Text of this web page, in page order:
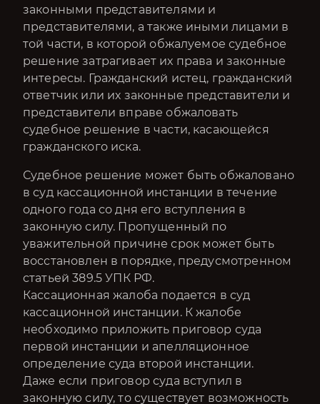
законными представителями и
представителями, а также иными лицами в
той части, в которой обжалуемое судебное
решение затрагивает их права и законные
интересы. Гражданский истец, гражданский
ответчик или их законные представители и
представители вправе обжаловать
судебное решение в части, касающейся
гражданского иска.
Судебное решение может быть обжаловано
в суд кассационной инстанции в течение
одного года со дня его вступления в
законную силу. Пропущенный по
уважительной причине срок может быть
восстановлен в порядке, предусмотренном
статьей 389.5 УПК РФ.
Кассационная жалоба подается в суд
кассационной инстанции. К жалобе
необходимо приложить приговор суда
первой инстанции и апелляционное
определение суда второй инстанции.
Даже если приговор суда вступил в
законную силу, то существует возможность